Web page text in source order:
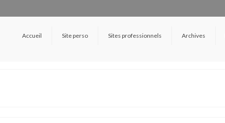
Accueil Site perso Sites professionnels Archives